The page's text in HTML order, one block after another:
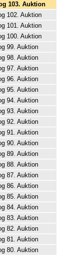
103. Auktion
102. Auktion
101. Auktion
100. Auktion
99. Auktion
98. Auktion
97. Auktion
96. Auktion
95. Auktion
94. Auktion
93. Auktion
92. Auktion
91. Auktion
90. Auktion
89. Auktion
88. Auktion
87. Auktion
86. Auktion
85. Auktion
84. Auktion
83. Auktion
82. Auktion
81. Auktion
80. Auktion